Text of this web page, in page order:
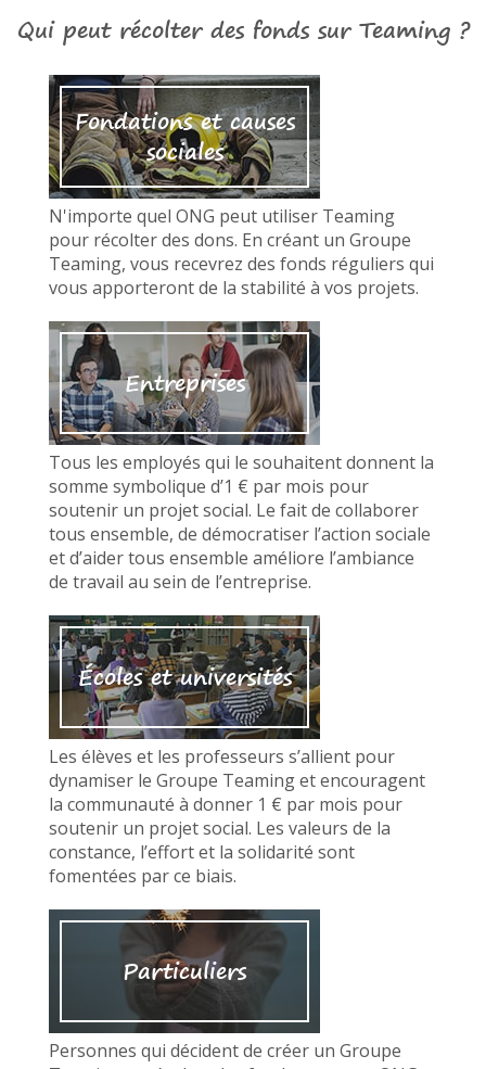
Qui peut récolter des fonds sur Teaming ?
Fondations et causes
sociales
N'importe quel ONG peut utiliser Teaming
pour récolter des dons. En créant un Groupe
Teaming, vous recevrez des fonds réguliers qui
vous apporteront de la stabilité à vos projets.
Entreprises
Tous les employés qui le souhaitent donnent la
somme symbolique d’1 € par mois pour
soutenir un projet social. Le fait de collaborer
tous ensemble, de démocratiser l’action sociale
et d’aider tous ensemble améliore l’ambiance
de travail au sein de l’entreprise.
Écoles et universités
Les élèves et les professeurs s’allient pour
dynamiser le Groupe Teaming et encouragent
la communauté à donner 1 € par mois pour
soutenir un projet social. Les valeurs de la
constance, l’effort et la solidarité sont
fomentées par ce biais.
Particuliers
Personnes qui décident de créer un Groupe